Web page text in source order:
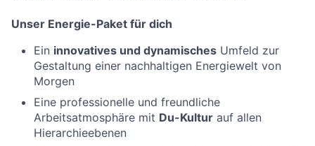
Unser Energie-Paket für dich
Ein innovatives und dynamisches Umfeld zur
Gestaltung einer nachhaltigen Energiewelt von
Morgen
Eine professionelle und freundliche
Arbeitsatmosphäre mit Du-Kultur auf allen
Hierarchieebenen